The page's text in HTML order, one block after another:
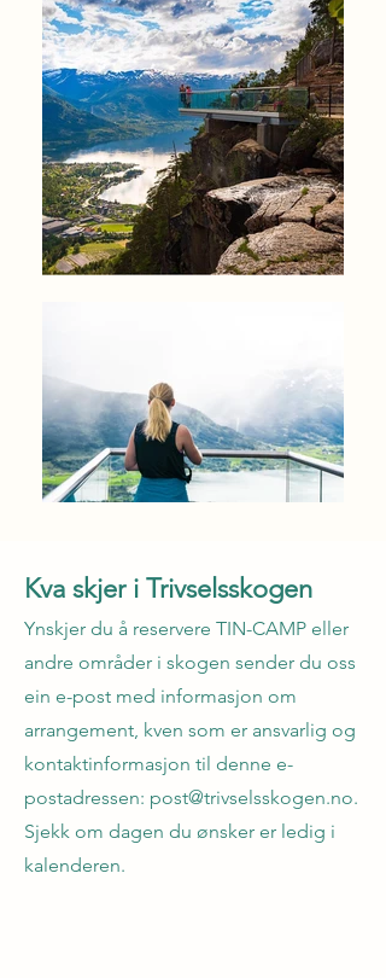
Kva skjer i Trivselsskogen
Ynskjer du å reservere TIN-CAMP eller
andre områder i skogen sender du oss
ein e-post med informasjon om
arrangement, kven som er ansvarlig og
kontaktinformasjon til denne e-
postadressen: post@trivselsskogen.no.
Sjekk om dagen du ønsker er ledig i
kalenderen.